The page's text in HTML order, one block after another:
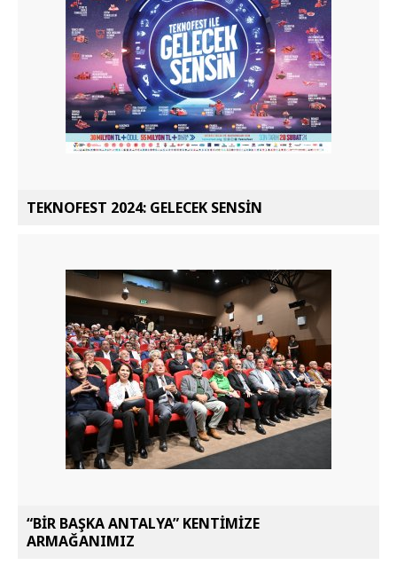
TEKNOFEST 2024: GELECEK SENSİN
“BİR BAŞKA ANTALYA” KENTİMİZE
ARMAĞANIMIZ